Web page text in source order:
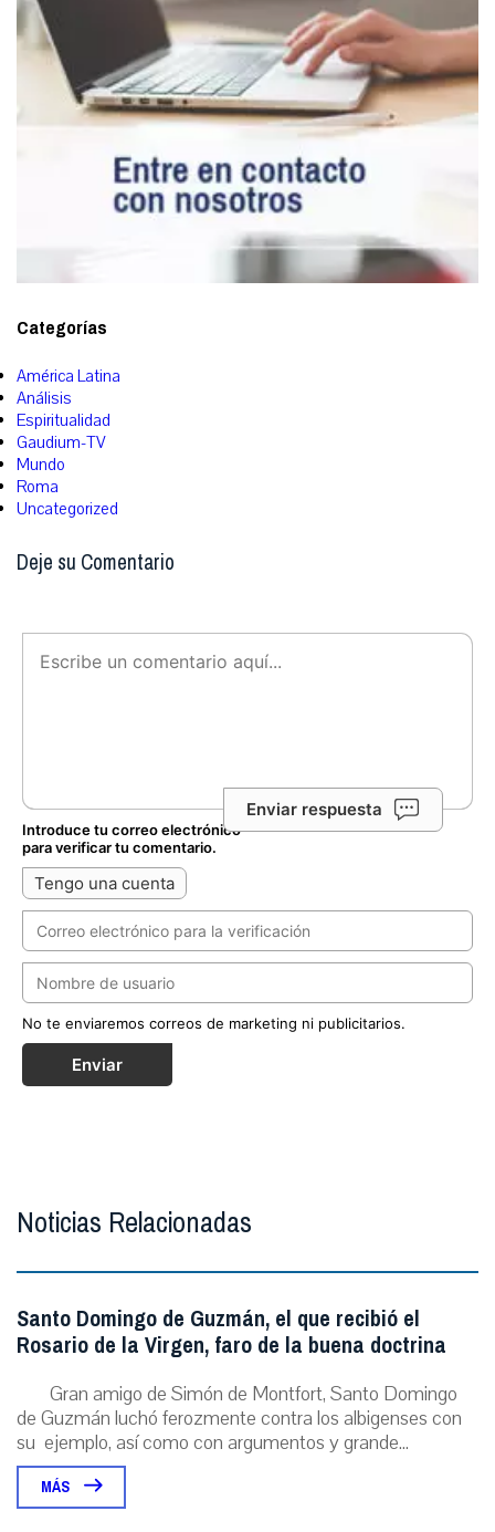
Categorías
América Latina
Análisis
Espiritualidad
Gaudium-TV
Mundo
Roma
Uncategorized
Deje su Comentario
Enviar respuesta
Introduce tu correo electrónico
para verificar tu comentario.
Tengo una cuenta
No te enviaremos correos de marketing ni publicitarios.
Enviar
Noticias Relacionadas
Santo Domingo de Guzmán, el que recibió el
Rosario de la Virgen, faro de la buena doctrina
Gran amigo de Simón de Montfort, Santo Domingo
de Guzmán luchó ferozmente contra los albigenses con
su ejemplo, así como con argumentos y grande...
MÁS